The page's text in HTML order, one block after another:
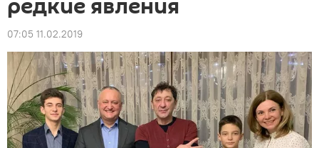
редкие явления
07:05 11.02.2019